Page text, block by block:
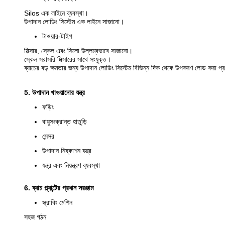
Silos এক লাইনে ব্যবস্থা।
উপাদান লোডিং সিস্টেম এক লাইনে সাজানো।
টাওয়ার-টাইপ
মিক্সার, স্কেল এবং সিলো উল্লম্বভাবে সাজানো।
স্কেল সরাসরি মিক্সারের সাথে সংযুক্ত।
ব্যাচের বড় ক্ষমতার জন্য উপাদান লোডিং সিস্টেম বিভিন্ন দিক থেকে উপকরণ লোড করা
5. উপাদান খাওয়ানোর যন্ত্র
ফড়িং
বায়ুসংক্রান্ত হাতুড়ি
সেন্সর
উপাদান নিষ্কাশন যন্ত্র
যন্ত্র এবং নিয়ন্ত্রণ ব্যবস্থা
6. ব্যাচ প্ল্যান্টের প্রধান সরঞ্জাম
স্ক্রাবিং মেশিন
সহজ গঠন